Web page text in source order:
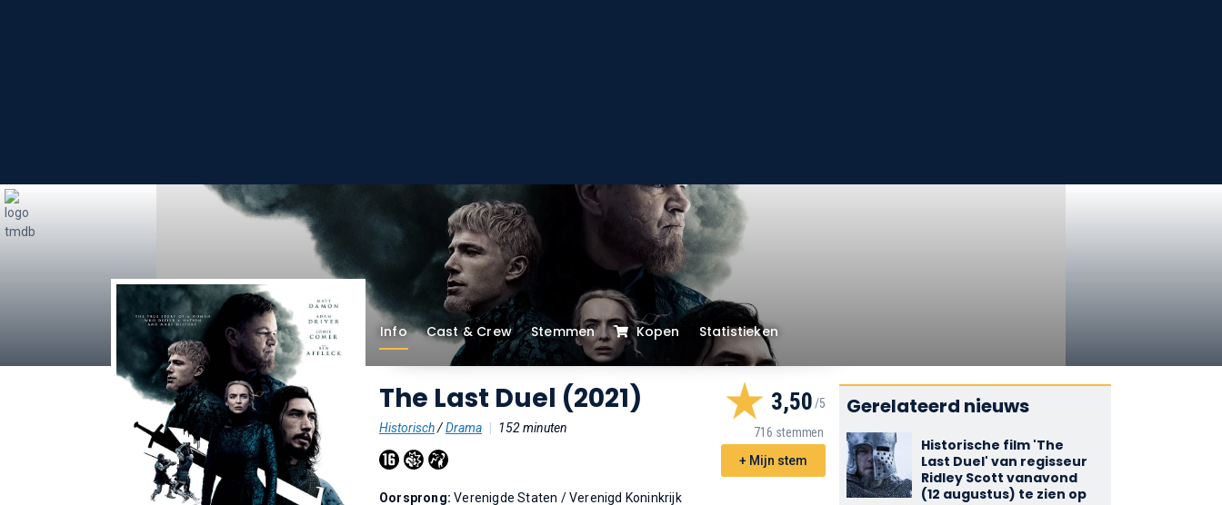
Info Cast & Crew Stemmen Kopen Statistieken
The Last Duel (2021)
Historisch/Drama 152 minuten
3,50
716 stemmen
+ Mijn stem
Oorsprong:Verenigde Staten / Verenigd Koninkrijk
Gerelateerd nieuws
Historische film 'The
Last Duel' van regisseur
Ridley Scott vanavond
(12 augustus) te zien op